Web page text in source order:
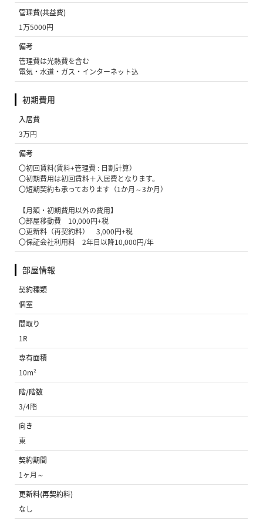
管理費(共益費)
1万5000円
備考
管理費は光熱費を含む
電気・水道・ガス・インターネット込
初期費用
入居費
3万円
備考
〇初回賃料(賃料+管理費 : 日割計算）
〇初期費用は初回賃料＋入居費となります。
〇短期契約も承っております（1か月～3か月）
【月額・初期費用以外の費用】
〇部屋移動費 10,000円+税
〇更新料（再契約料） 3,000円+税
〇保証会社利用料 2年目以降10,000円/年
部屋情報
契約種類
個室
間取り
1R
専有面積
10m²
階/階数
3/4階
向き
東
契約期間
1ヶ月～
更新料(再契約料)
なし